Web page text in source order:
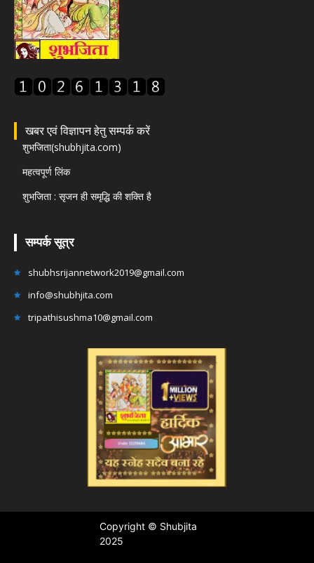
खबर एवं विज्ञापन हेतु सम्पर्क करें
शुभजिता(shubhjita.com)
महत्वपूर्ण लिंक
शुभजिता : सृजन ही समृद्धि की शक्ति है
सम्पर्क सूत्र
shubhsrijannetwork2019@gmail.com
info@shubhjita.com
tripathisushma10@gmail.com
Copyright © Shubjita
2025